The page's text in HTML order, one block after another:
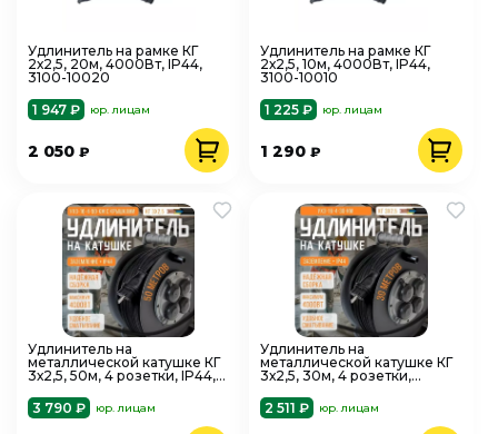
Удлинитель на рамке КГ
2х2,5, 20м, 4000Вт, IP44,
3100-10020
1 947 ₽
юр. лицам
2 050 ₽
Удлинитель на рамке КГ
2х2,5, 10м, 4000Вт, IP44,
3100-10010
1 225 ₽
юр. лицам
1 290₽
Удлинитель на
металлической катушке КГ
3х2,5, 50м, 4 розетки, IP44,
3 790 ₽
юр. лицам
Удлинитель на
металлической катушке КГ
3х2,5, 30м, 4 розетки,
2 511 ₽
юр. лицам